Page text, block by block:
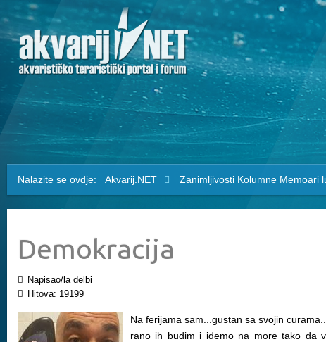
Nalazite se ovdje: Akvarij.NET Zanimljivosti Kolumne Memoari
Demokracija
Napisao/la delbi
Hitova: 19199
Na ferijama sam...gustan sa svojin
rano ih budim i idemo na more tako da